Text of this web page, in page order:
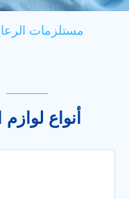
مستلزمات
أنواع